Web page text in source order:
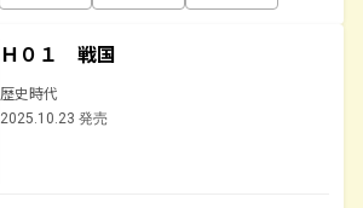
Ｈ０１ 戦国
歴史時代
2025.10.23 発売